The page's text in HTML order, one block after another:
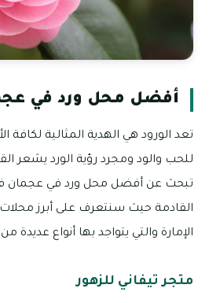
أفضل محل ورد في
تعد الورود هي الهدية المثالية لكافة
للحب والود ومجرد رؤية الورد يشعر
تبحث عن أفضل محل ورد في عجمان
القادمة حيث سنتعرف على أبرز محلات
الإمارة والتي يتواجد بها أنواع عديدة من
متجر تيفاني للزهور